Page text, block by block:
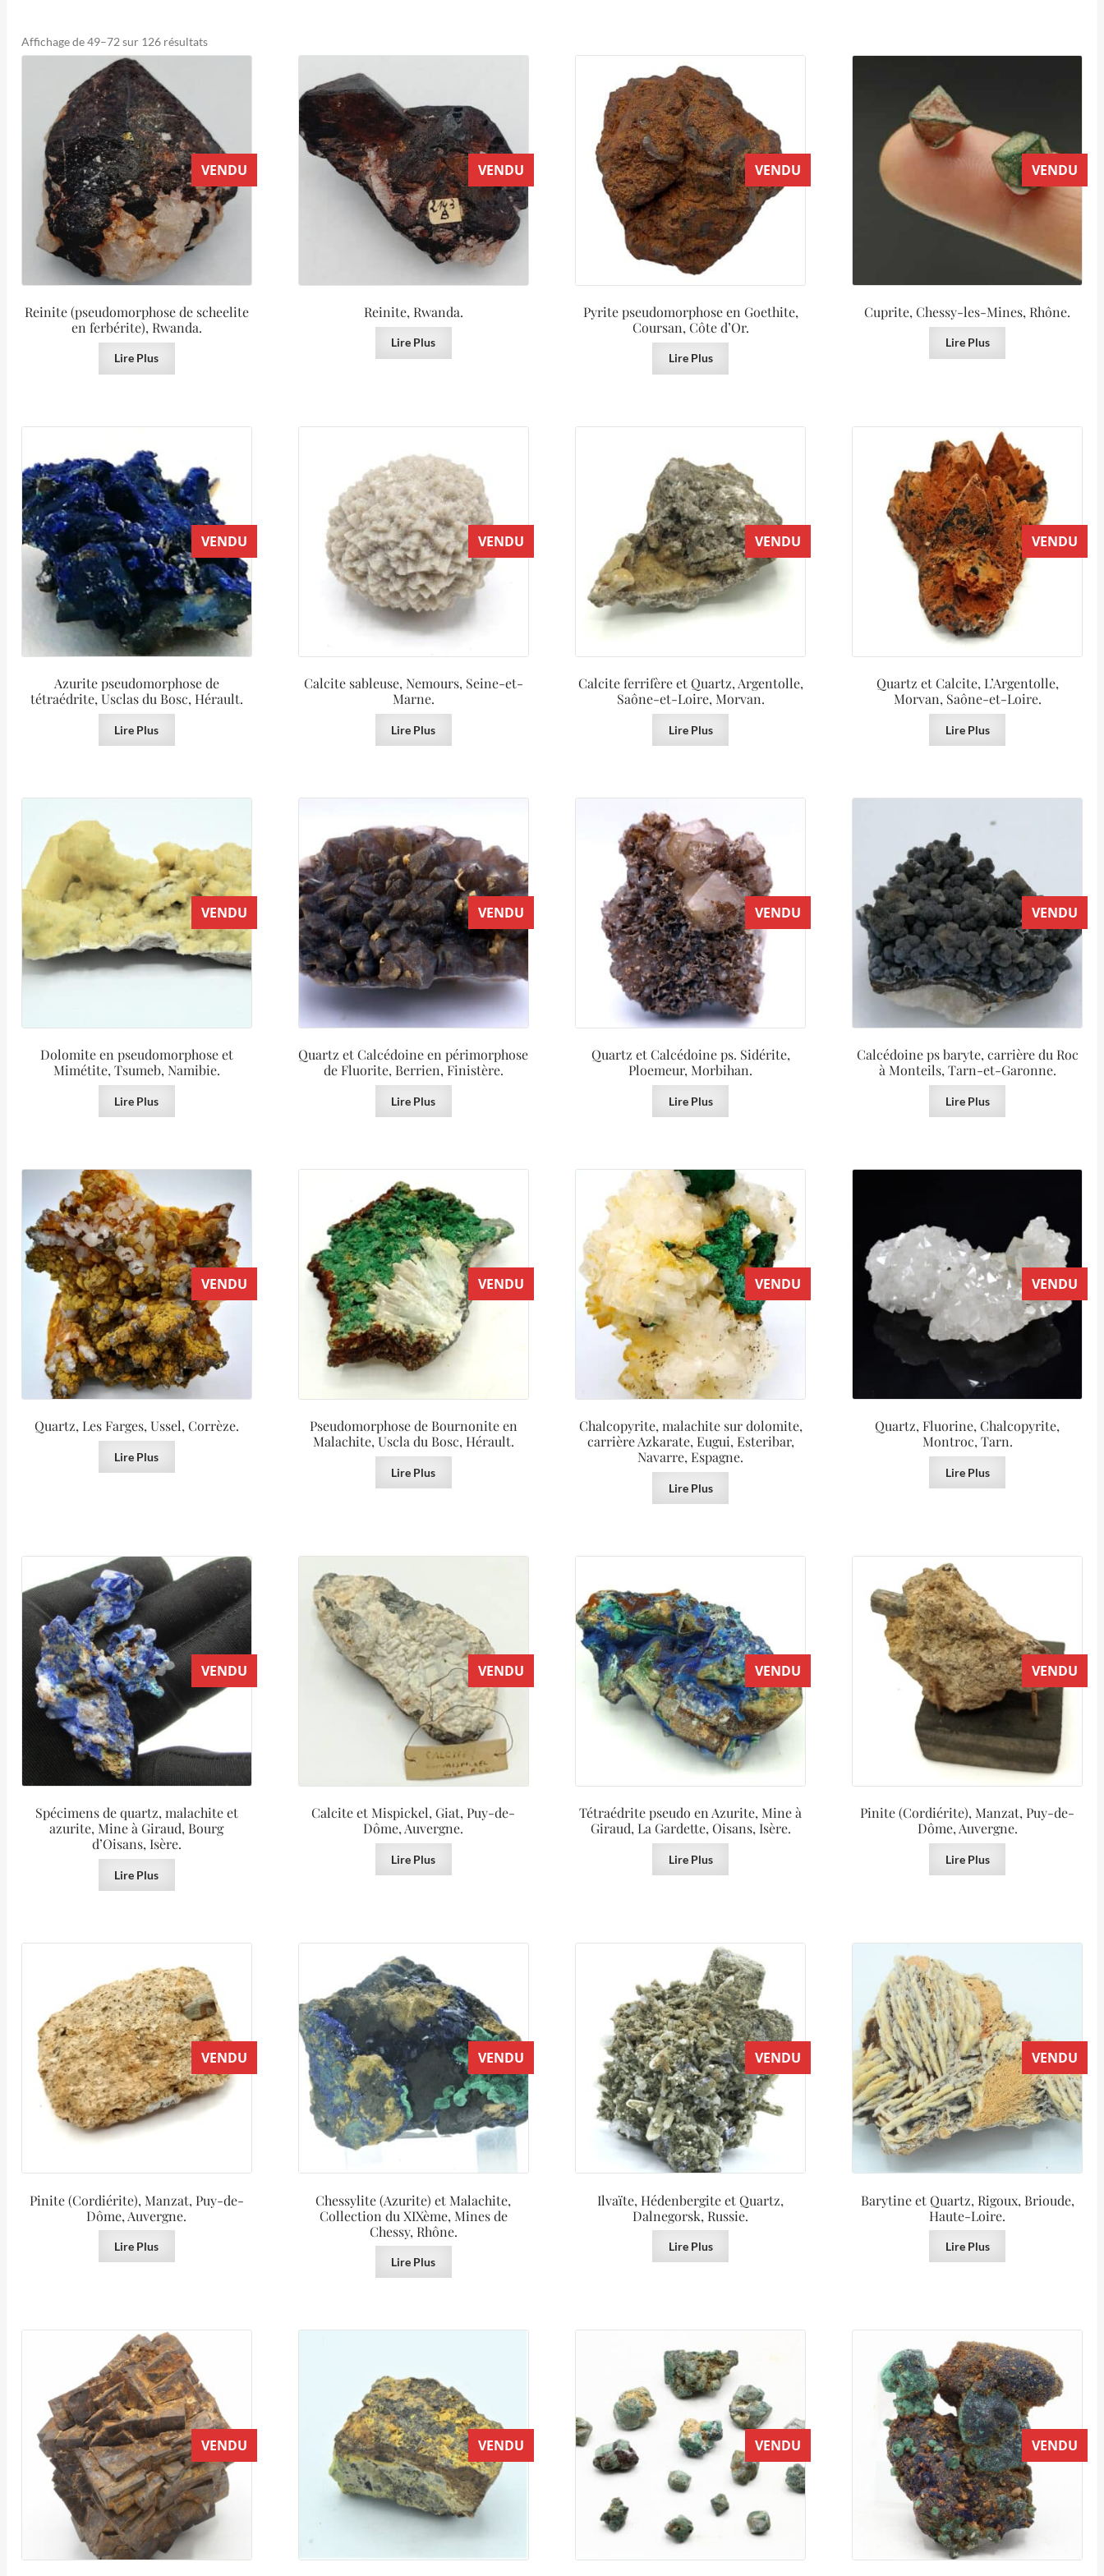
Affichage de 49–72 sur 126 résultatsTrié
du
plus
ancien
VENDU
Reinite (pseudomorphose de scheelite
en ferbérite), Rwanda.
Lire Plus
VENDU
Reinite, Rwanda.
Lire Plus
VENDU
Pyrite pseudomorphose en Goethite,
Coursan, Côte d’Or.
Lire Plus
VENDU
Cuprite, Chessy-les-Mines, Rhône.
Lire Plus
VENDU
Azurite pseudomorphose de
tétraédrite, Usclas du Bosc, Hérault.
Lire Plus
VENDU
Calcite sableuse, Nemours, Seine-et-
Marne.
Lire Plus
VENDU
Calcite ferrifère et Quartz, Argentolle,
Saône-et-Loire, Morvan.
Lire Plus
VENDU
Quartz et Calcite, L’Argentolle,
Morvan, Saône-et-Loire.
Lire Plus
VENDU
Dolomite en pseudomorphose et
Mimétite, Tsumeb, Namibie.
Lire Plus
VENDU
Quartz et Calcédoine en périmorphose
de Fluorite, Berrien, Finistère.
Lire Plus
VENDU
Quartz et Calcédoine ps. Sidérite,
Ploemeur, Morbihan.
Lire Plus
VENDU
Calcédoine ps baryte, carrière du Roc
à Monteils, Tarn-et-Garonne.
Lire Plus
VENDU
Quartz, Les Farges, Ussel, Corrèze.
Lire Plus
VENDU
Pseudomorphose de Bournonite en
Malachite, Uscla du Bosc, Hérault.
Lire Plus
VENDU
Chalcopyrite, malachite sur dolomite,
carrière Azkarate, Eugui, Esteribar,
Navarre, Espagne.
Lire Plus
VENDU
Quartz, Fluorine, Chalcopyrite,
Montroc, Tarn.
Lire Plus
VENDU
Spécimens de quartz, malachite et
azurite, Mine à Giraud, Bourg
d’Oisans, Isère.
Lire Plus
VENDU
Calcite et Mispickel, Giat, Puy-de-
Dôme, Auvergne.
Lire Plus
VENDU
Tétraédrite pseudo en Azurite, Mine à
Giraud, La Gardette, Oisans, Isère.
Lire Plus
VENDU
Pinite (Cordiérite), Manzat, Puy-de-
Dôme, Auvergne.
Lire Plus
VENDU
Pinite (Cordiérite), Manzat, Puy-de-
Dôme, Auvergne.
Lire Plus
VENDU
Chessylite (Azurite) et Malachite,
Collection du XIXème, Mines de
Chessy, Rhône.
Lire Plus
VENDU
Ilvaïte, Hédenbergite et Quartz,
Dalnegorsk, Russie.
Lire Plus
VENDU
Barytine et Quartz, Rigoux, Brioude,
Haute-Loire.
Lire Plus
VENDU VENDU VENDU VENDU